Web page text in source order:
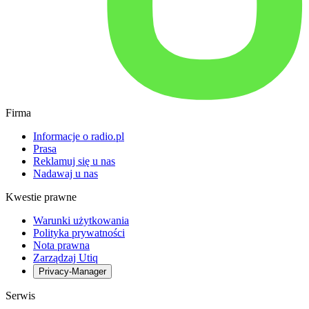
Firma
Informacje o radio.pl
Prasa
Reklamuj się u nas
Nadawaj u nas
Kwestie prawne
Warunki użytkowania
Polityka prywatności
Nota prawna
Zarządzaj Utiq
Privacy-Manager
Serwis